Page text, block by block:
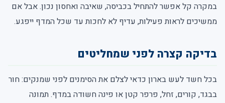
במקרה קל אפשר להתחיל בכביסה, שאיבה ואחסון נכון. אבל אם
ממשיכים לראות פעילות, עדיף לא לחכות עד שכל המדף ייפגע.
בדיקה קצרה לפני שמחליטים
בכל חשד לעש בארון כדאי לצלם את הסימנים לפני שמנקים: חור
בבגד, קורים, זחל, פרפר קטן או פינה חשודה במדף. תמונה